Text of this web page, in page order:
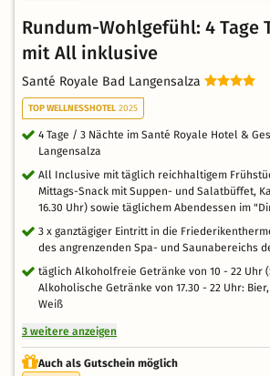
Rundum-Wohlgefühl: 4 Tage
mit All inklusive
Santé Royale Bad Langensalza
TOP WELLNESSHOTEL 2025
4 Tage / 3 Nächte im Santé Royale Hotel &
Langensalza
All Inclusive mit täglich reichhaltigem
Mittags-Snack mit Suppen- und Salatbüffet,
16.30 Uhr) sowie täglichem Abendessen im
3 x ganztägiger Eintritt in die
des angrenzenden Spa- und Saunabereichs
täglich Alkoholfreie Getränke von 10 - 22 Uhr
Alkoholische Getränke von 17.30 - 22 Uhr:
Weiß
3 weitere anzeigen
Auch als Gutschein möglich